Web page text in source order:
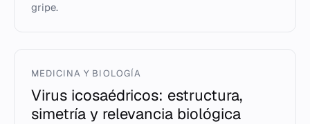
gripe.
MEDICINA Y BIOLOGÍA
Virus icosaédricos: estructura,
simetría y relevancia biológica